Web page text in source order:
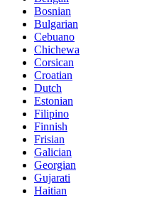
Bosnian
Bulgarian
Cebuano
Chichewa
Corsican
Croatian
Dutch
Estonian
Filipino
Finnish
Frisian
Galician
Georgian
Gujarati
Haitian